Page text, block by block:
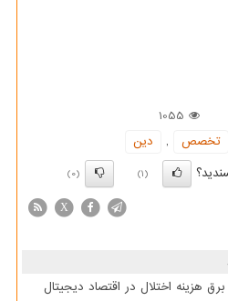
1055
تخصص ,
دین
(1)
(0)
X
هزینه اختلال در اقتصاد دیجیتال